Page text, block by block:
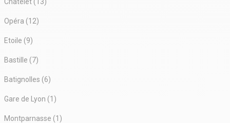
Opéra (12)
Etoile (9)
Bastille (7)
Batignolles (6)
Gare de Lyon (1)
Montparnasse (1)